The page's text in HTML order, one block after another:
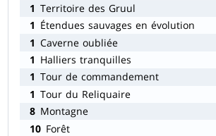
1 Territoire des Gruul
1 Étendues sauvages en évolution
1 Caverne oubliée
1 Halliers tranquilles
1 Tour de commandement
1 Tour du Reliquaire
8 Montagne
10 Forêt